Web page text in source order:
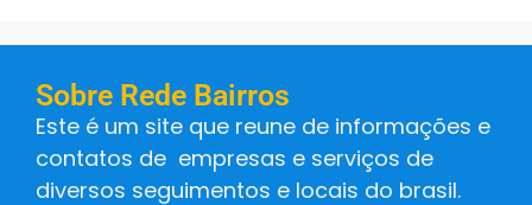
Sobre Rede Bairros
Este é um site que reune de informações e
contatos de empresas e serviços de
diversos seguimentos e locais do brasil.